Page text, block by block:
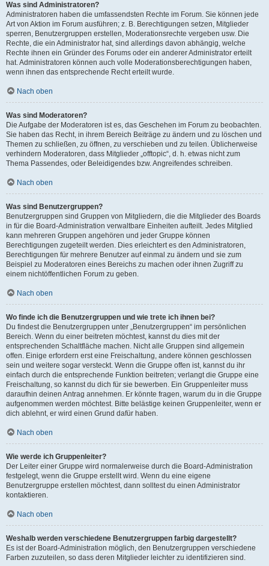
Was sind Administratoren?
Administratoren haben die umfassendsten Rechte im Forum. Sie können jede
Art von Aktion im Forum ausführen; z. B. Berechtigungen setzen, Mitglieder
sperren, Benutzergruppen erstellen, Moderationsrechte vergeben usw. Die
Rechte, die ein Administrator hat, sind allerdings davon abhängig, welche
Rechte ihnen ein Gründer des Forums oder ein anderer Administrator erteilt
hat. Administratoren können auch volle Moderationsberechtigungen haben,
wenn ihnen das entsprechende Recht erteilt wurde.
Nach oben
Was sind Moderatoren?
Die Aufgabe der Moderatoren ist es, das Geschehen im Forum zu beobachten.
Sie haben das Recht, in ihrem Bereich Beiträge zu ändern und zu löschen und
Themen zu schließen, zu öffnen, zu verschieben und zu teilen. Üblicherweise
verhindern Moderatoren, dass Mitglieder „offtopic“, d. h. etwas nicht zum
Thema Passendes, oder Beleidigendes bzw. Angreifendes schreiben.
Nach oben
Was sind Benutzergruppen?
Benutzergruppen sind Gruppen von Mitgliedern, die die Mitglieder des Boards
in für die Board-Administration verwaltbare Einheiten aufteilt. Jedes Mitglied
kann mehreren Gruppen angehören und jeder Gruppe können
Berechtigungen zugeteilt werden. Dies erleichtert es den Administratoren,
Berechtigungen für mehrere Benutzer auf einmal zu ändern und sie zum
Beispiel zu Moderatoren eines Bereichs zu machen oder ihnen Zugriff zu
einem nichtöffentlichen Forum zu geben.
Nach oben
Wo finde ich die Benutzergruppen und wie trete ich ihnen bei?
Du findest die Benutzergruppen unter „Benutzergruppen“ im persönlichen
Bereich. Wenn du einer beitreten möchtest, kannst du dies mit der
entsprechenden Schaltfläche machen. Nicht alle Gruppen sind allgemein
offen. Einige erfordern erst eine Freischaltung, andere können geschlossen
sein und weitere sogar versteckt. Wenn die Gruppe offen ist, kannst du ihr
einfach durch die entsprechende Funktion beitreten; verlangt die Gruppe eine
Freischaltung, so kannst du dich für sie bewerben. Ein Gruppenleiter muss
daraufhin deinen Antrag annehmen. Er könnte fragen, warum du in die Gruppe
aufgenommen werden möchtest. Bitte belästige keinen Gruppenleiter, wenn er
dich ablehnt, er wird einen Grund dafür haben.
Nach oben
Wie werde ich Gruppenleiter?
Der Leiter einer Gruppe wird normalerweise durch die Board-Administration
festgelegt, wenn die Gruppe erstellt wird. Wenn du eine eigene
Benutzergruppe erstellen möchtest, dann solltest du einen Administrator
kontaktieren.
Nach oben
Weshalb werden verschiedene Benutzergruppen farbig dargestellt?
Es ist der Board-Administration möglich, den Benutzergruppen verschiedene
Farben zuzuteilen, so dass deren Mitglieder leichter zu identifizieren sind.